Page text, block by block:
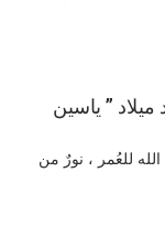
ميلاد ” ياسين
للعُمر ، نورٌ من